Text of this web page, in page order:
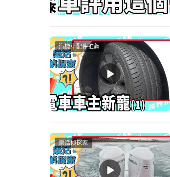
汽機車配件推薦
樂活偵探家